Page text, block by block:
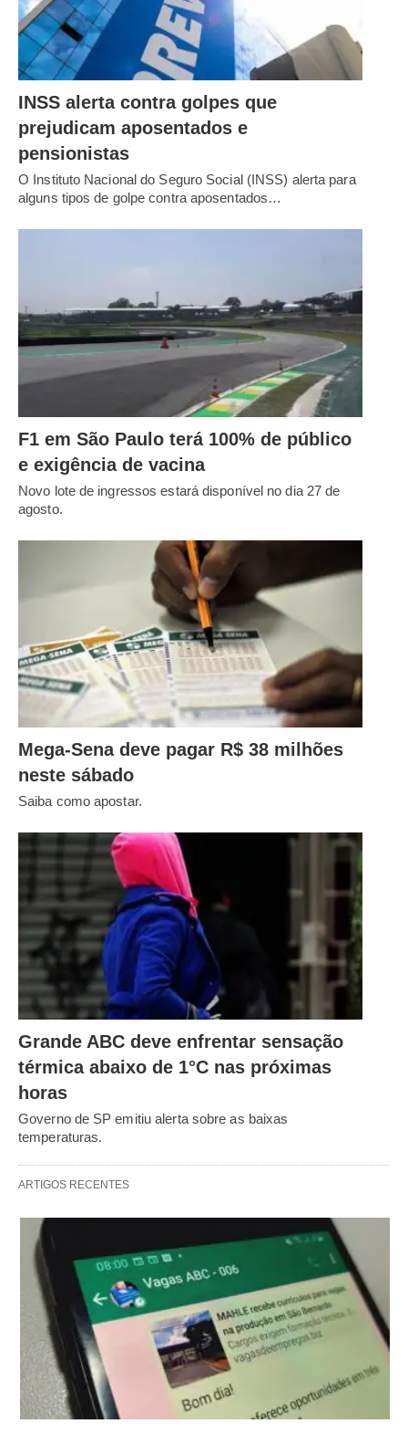
INSS alerta contra golpes que
prejudicam aposentados e
pensionistas
O Instituto Nacional do Seguro Social (INSS) alerta para
alguns tipos de golpe contra aposentados…
F1 em São Paulo terá 100% de público
e exigência de vacina
Novo lote de ingressos estará disponível no dia 27 de
agosto.
Mega-Sena deve pagar R$ 38 milhões
neste sábado
Saiba como apostar.
Grande ABC deve enfrentar sensação
térmica abaixo de 1°C nas próximas
horas
Governo de SP emitiu alerta sobre as baixas
temperaturas.
ARTIGOS RECENTES